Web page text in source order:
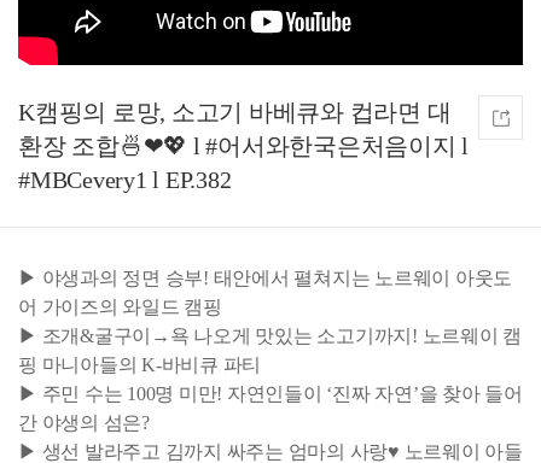
K캠핑의 로망, 소고기 바베큐와 컵라면 대
환장 조합🍜❤💖 l #어서와한국은처음이지 l
#MBCevery1 l EP.382
▶ 야생과의 정면 승부! 태안에서 펼쳐지는 노르웨이 아웃도
어 가이즈의 와일드 캠핑
▶ 조개&굴구이→욕 나오게 맛있는 소고기까지! 노르웨이 캠
핑 마니아들의 K-바비큐 파티
▶ 주민 수는 100명 미만! 자연인들이 ‘진짜 자연’을 찾아 들어
간 야생의 섬은?
▶ 생선 발라주고 김까지 싸주는 엄마의 사랑♥ 노르웨이 아들